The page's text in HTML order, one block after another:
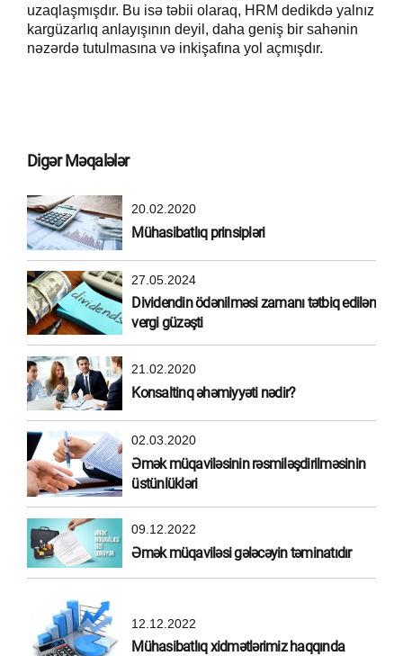
uzaqlaşmışdır. Bu isə təbii olaraq, HRM dedikdə yalnız
kargüzarlıq anlayışının deyil, daha geniş bir sahənin
nəzərdə tutulmasına və inkişafına yol açmışdır.
Digər Məqalələr
20.02.2020
Mühasibatlıq prinsipləri
27.05.2024
Dividendin ödənilməsi zamanı tətbiq edilən
vergi güzəşti
21.02.2020
Konsaltinq əhəmiyyəti nədir?
02.03.2020
Əmək müqaviləsinin rəsmiləşdirilməsinin
üstünlükləri
09.12.2022
Əmək müqaviləsi gələcəyin təminatıdır
12.12.2022
Mühasibatlıq xidmətlərimiz haqqında